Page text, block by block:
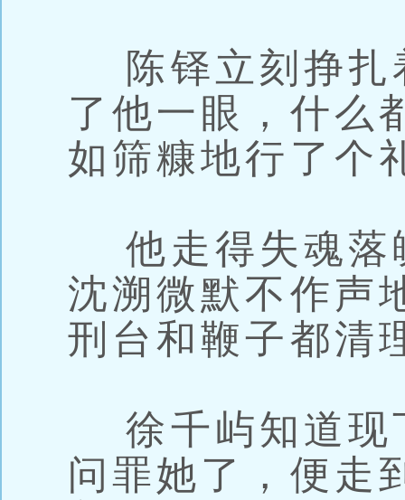
陈铎立刻挣扎
了他一眼，什么
如筛糠地行了个
他走得失魂落
沈溯微默不作声
刑台和鞭子都清
徐千屿知道现
问罪她了，便走